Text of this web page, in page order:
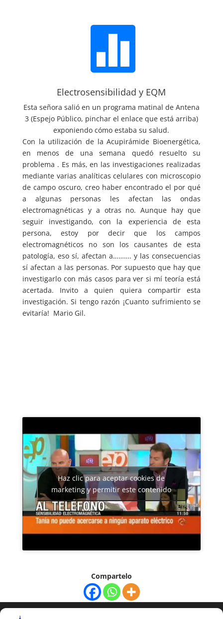

Electrosensibilidad y EQM
Esta señora salió en un programa matinal de Antena
3 (Espejo Público, pinchar el enlace que está arriba)
exponiendo cómo estaba su salud.
Con la utilización de la Acupirámide Bioenergética,
en menos de una semana quedó resuelto su
problema . Es más, en las investigaciones realizadas
mediante varias analíticas celulares con microscopio
de campo oscuro, creo haber encontrado el por qué
a algunas personas les afectan las ondas
electromagnéticas y a otras no. Aunque hay que
seguir investigando, con la experiencia de esta
persona, estoy por decir que los campos
electromagnéticos no son los causantes de esta
patología, eso sí, afectan a………. y las consecuencias
sí afectan a las personas. Por supuesto que hay que
investigarlo con más casos para ver si mí teoría está
acertada. Invito a quien quiera compartir esta
investigación. Si tengo razón ¡Cuanto sufrimiento se
evitaría! Mario Gil.
Haz clic para aceptar cookies de
marketing y permitir este contenido
Compartelo